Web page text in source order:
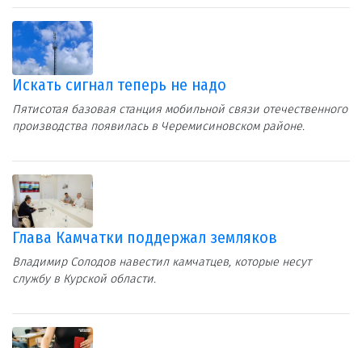
Искать сигнал теперь не надо
Пятисотая базовая станция мобильной связи отечественного
производства появилась в Черемисиновском районе.
Глава Камчатки поддержал земляков
Владимир Солодов навестил камчатцев, которые несут
службу в Курской области.